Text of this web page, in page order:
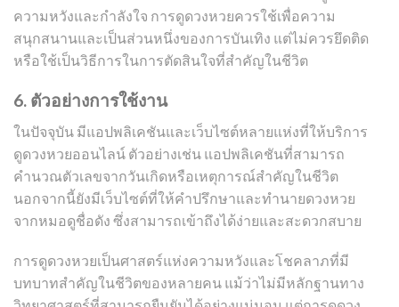
ความหวังและกำลังใจ การดูดวงหวยควรใช้เพื่อความ
สนุกสนานและเป็นส่วนหนึ่งของการบันเทิง แต่ไม่ควรยึดติด
หรือใช้เป็นวิธีการในการตัดสินใจที่สำคัญในชีวิต
6. ตัวอย่างการใช้งาน
ในปัจจุบัน มีแอปพลิเคชันและเว็บไซต์หลายแห่งที่ให้บริการ
ดูดวงหวยออนไลน์ ตัวอย่างเช่น แอปพลิเคชันที่สามารถ
คำนวณตัวเลขจากวันเกิดหรือเหตุการณ์สำคัญในชีวิต
นอกจากนี้ยังมีเว็บไซต์ที่ให้คำปรึกษาและทำนายดวงหวย
จากหมอดูชื่อดัง ซึ่งสามารถเข้าถึงได้ง่ายและสะดวกสบาย
การดูดวงหวยเป็นศาสตร์แห่งความหวังและโชคลาภที่มี
บทบาทสำคัญในชีวิตของหลายคน แม้ว่าไม่มีหลักฐานทาง